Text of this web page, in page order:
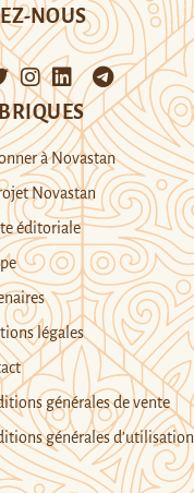
NOUS
à Novastan
Novastan
éditoriale
légales
générales de vente
générales d’utilisation